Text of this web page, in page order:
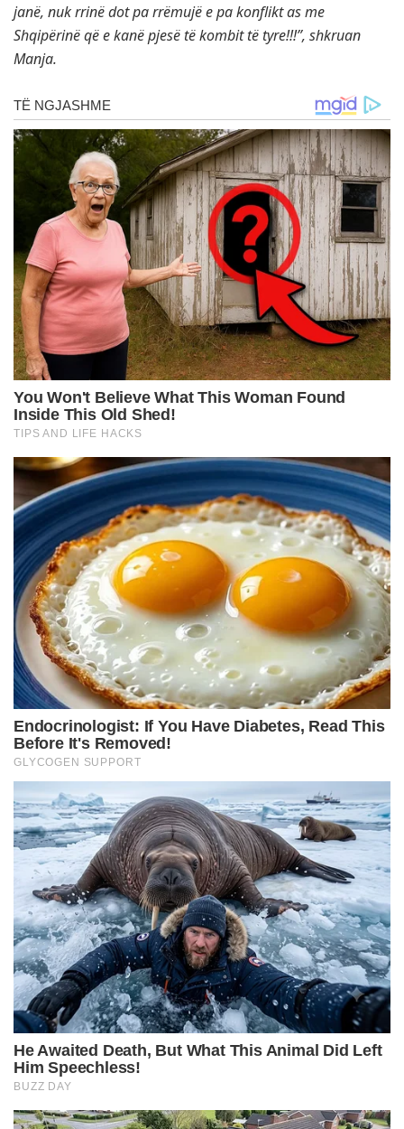
janë, nuk rrinë dot pa rrëmujë e pa konflikt as me
Shqipërinë që e kanë pjesë të kombit të tyre!!!”, shkruan
Manja.